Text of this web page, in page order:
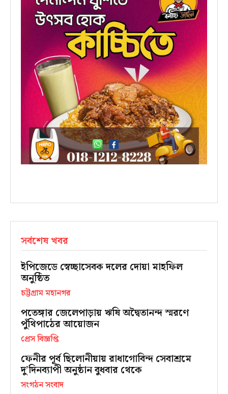
সর্বশেষ খবর
ইপিজেডে স্বেচ্ছাসেবক দলের দোয়া মাহফিল
অনুষ্ঠিত
চট্টগ্রাম মহানগর
পতেঙ্গার জেলেপাড়ায় ঋষি অদ্বৈতানন্দ স্মরণে
পুঁথিপাঠের আয়োজন
প্রেস বিজ্ঞপ্তি
ফেনীর পূর্ব ছিলোনীয়ায় রাধাগোবিন্দ সেবাশ্রমে
দু’দিনব্যাপী অনুষ্ঠান বুধবার থেকে
সংগঠন সংবাদ